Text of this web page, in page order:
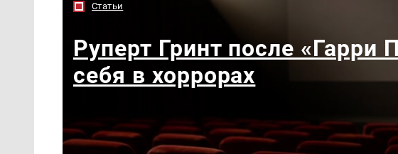
Статьи
Руперт Гринт после «Гарри
себя в хоррорах